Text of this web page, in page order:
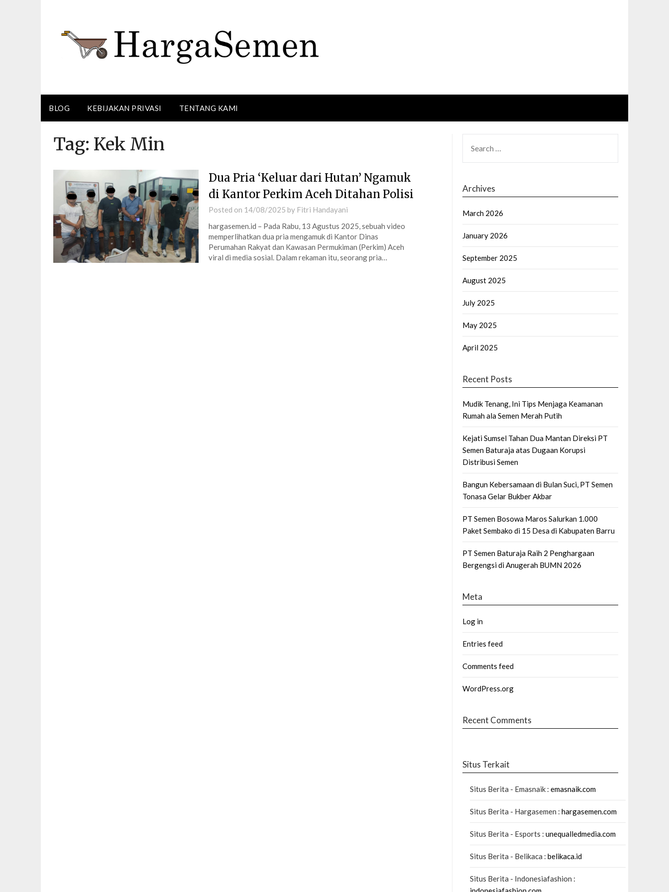
BLOG KEBIJAKAN PRIVASI TENTANG KAMI
Tag: Kek Min
Dua Pria ‘Keluar dari Hutan’ Ngamuk
di Kantor Perkim Aceh Ditahan Polisi
Posted on 14/08/2025 by Fitri Handayani
hargasemen.id – Pada Rabu, 13 Agustus 2025, sebuah video
memperlihatkan dua pria mengamuk di Kantor Dinas
Perumahan Rakyat dan Kawasan Permukiman (Perkim) Aceh
viral di media sosial. Dalam rekaman itu, seorang pria…
FOR:
Archives
March 2026
January 2026
September 2025
August 2025
July 2025
May 2025
April 2025
Recent Posts
Mudik Tenang, Ini Tips Menjaga Keamanan
Rumah ala Semen Merah Putih
Kejati Sumsel Tahan Dua Mantan Direksi PT
Semen Baturaja atas Dugaan Korupsi
Distribusi Semen
Bangun Kebersamaan di Bulan Suci, PT Semen
Tonasa Gelar Bukber Akbar
PT Semen Bosowa Maros Salurkan 1.000
Paket Sembako di 15 Desa di Kabupaten Barru
PT Semen Baturaja Raih 2 Penghargaan
Bergengsi di Anugerah BUMN 2026
Meta
Log in
Entries feed
Comments feed
WordPress.org
Recent Comments
Situs Terkait
Situs Berita - Emasnaik : emasnaik.com
Situs Berita - Hargasemen : hargasemen.com
Situs Berita - Esports : unequalledmedia.com
Situs Berita - Belikaca : belikaca.id
Situs Berita - Indonesiafashion :